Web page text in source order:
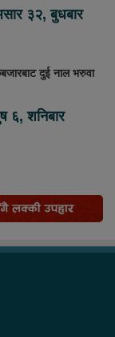
३२, बुधबार
दुई नाल भरुवा
६, शनिबार